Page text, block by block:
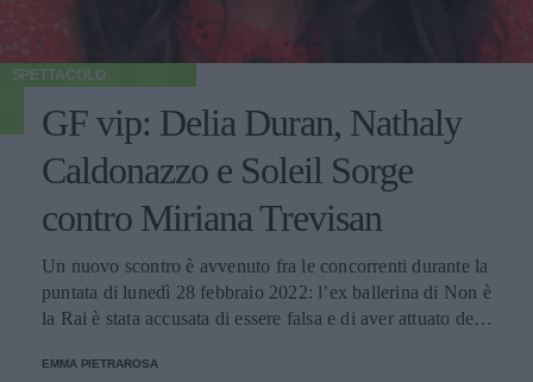
SPETTACOLO
GF vip: Delia Duran, Nathaly
Caldonazzo e Soleil Sorge
contro Miriana Trevisan
Un nuovo scontro è avvenuto fra le concorrenti durante la
puntata di lunedì 28 febbraio 2022: l’ex ballerina di Non è
la Rai è stata accusata di essere falsa e di aver attuato delle
di cuore”.
EMMA PIETRAROSA